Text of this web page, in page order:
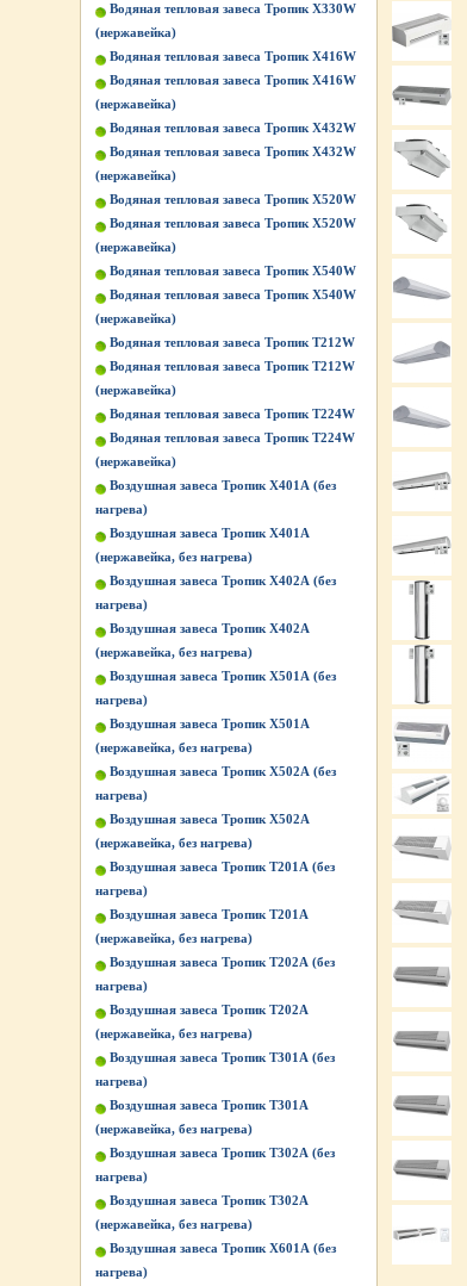
Водяная тепловая завеса Тропик X330W
(нержавейка)
Водяная тепловая завеса Тропик X416W
Водяная тепловая завеса Тропик X416W
(нержавейка)
Водяная тепловая завеса Тропик X432W
Водяная тепловая завеса Тропик X432W
(нержавейка)
Водяная тепловая завеса Тропик X520W
Водяная тепловая завеса Тропик X520W
(нержавейка)
Водяная тепловая завеса Тропик X540W
Водяная тепловая завеса Тропик X540W
(нержавейка)
Водяная тепловая завеса Тропик Т212W
Водяная тепловая завеса Тропик Т212W
(нержавейка)
Водяная тепловая завеса Тропик Т224W
Водяная тепловая завеса Тропик Т224W
(нержавейка)
Воздушная завеса Тропик X401А (без
нагрева)
Воздушная завеса Тропик X401А
(нержавейка, без нагрева)
Воздушная завеса Тропик X402А (без
нагрева)
Воздушная завеса Тропик X402А
(нержавейка, без нагрева)
Воздушная завеса Тропик X501А (без
нагрева)
Воздушная завеса Тропик X501А
(нержавейка, без нагрева)
Воздушная завеса Тропик X502А (без
нагрева)
Воздушная завеса Тропик X502А
(нержавейка, без нагрева)
Воздушная завеса Тропик Т201А (без
нагрева)
Воздушная завеса Тропик Т201А
(нержавейка, без нагрева)
Воздушная завеса Тропик Т202А (без
нагрева)
Воздушная завеса Тропик Т202А
(нержавейка, без нагрева)
Воздушная завеса Тропик Т301А (без
нагрева)
Воздушная завеса Тропик Т301А
(нержавейка, без нагрева)
Воздушная завеса Тропик Т302А (без
нагрева)
Воздушная завеса Тропик Т302А
(нержавейка, без нагрева)
Воздушная завеса Тропик Х601А (без
нагрева)